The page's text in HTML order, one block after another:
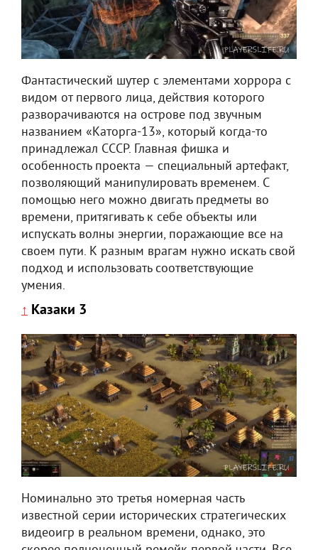
Фантастический шутер с элементами хоррора с
видом от первого лица, действия которого
разворачиваются на острове под звучным
названием «Каторга-13», который когда-то
принадлежал СССР. Главная фишка и
особенность проекта — специальный артефакт,
позволяющий манипулировать временем. С
помощью него можно двигать предметы во
времени, притягивать к себе объекты или
испускать волны энергии, поражающие все на
своем пути. К разным врагам нужно искать свой
подход и использовать соответствующие
умения.
↑ Казаки 3
Номинально это третья номерная часть
известной серии исторических стратегических
видеоигр в реальном времени, однако, это